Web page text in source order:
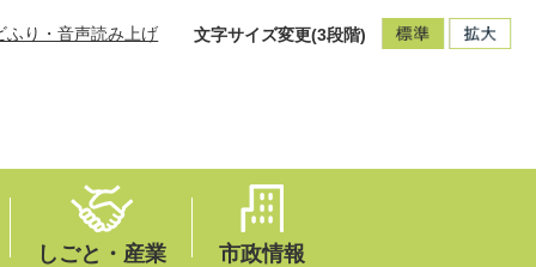
ふり・音声読み上げ 文字サイズ変更(3段階)
しごと・産業 市政情報